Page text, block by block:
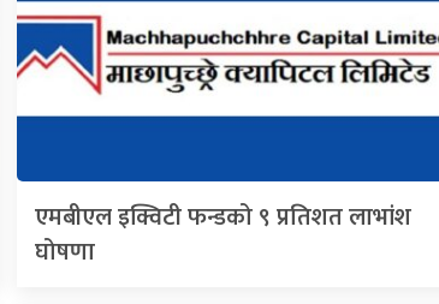
एमबीएल इक्विटी फन्डको ९ प्रतिशत लाभांश
घोषणा